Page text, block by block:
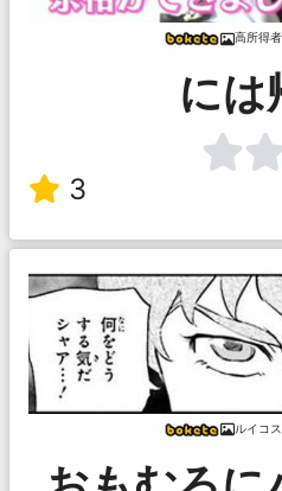
高所得
には
3
ルイコ